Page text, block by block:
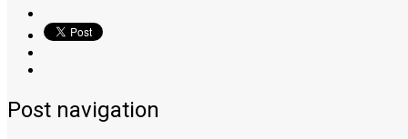
Post navigation